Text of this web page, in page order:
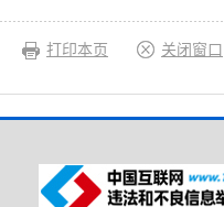
打印本页 关闭窗口